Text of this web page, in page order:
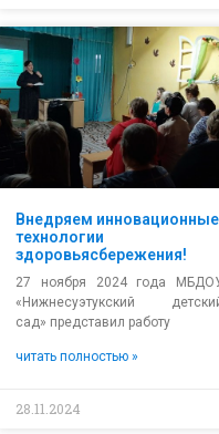
Внедряем инновационные
технологии
здоровьясбережения!
27 ноября 2024 года
«Нижнесуэтукский
сад» представил работу
читать полностью »
28.11.2024